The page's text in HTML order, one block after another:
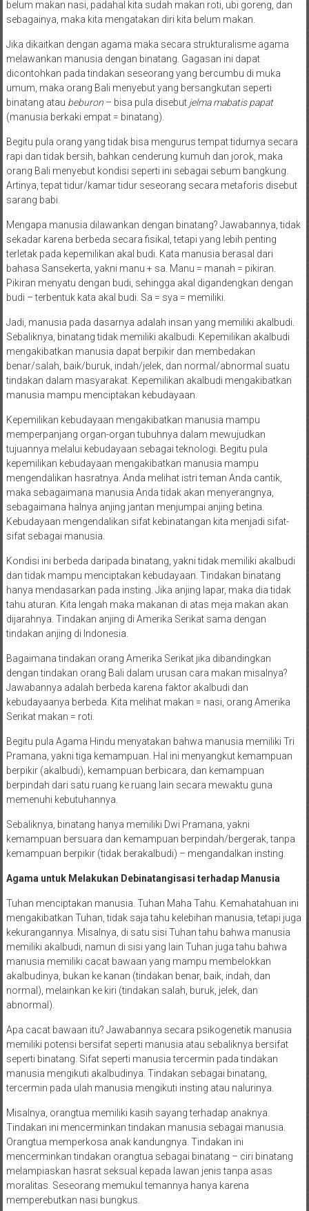
belum makan nasi, padahal kita sudah makan roti, ubi goreng, dan
sebagainya, maka kita mengatakan diri kita belum makan.
Jika dikaitkan dengan agama maka secara strukturalisme agama
melawankan manusia dengan binatang. Gagasan ini dapat
dicontohkan pada tindakan seseorang yang bercumbu di muka
umum, maka orang Bali menyebut yang bersangkutan seperti
binatang atau beburon– bisa pula disebut jelma mabatis papat
(manusia berkaki empat = binatang).
Begitu pula orang yang tidak bisa mengurus tempat tidurnya secara
rapi dan tidak bersih, bahkan cenderung kumuh dan jorok, maka
orang Bali menyebut kondisi seperti ini sebagai sebum bangkung.
Artinya, tepat tidur/kamar tidur seseorang secara metaforis disebut
sarang babi.
Mengapa manusia dilawankan dengan binatang? Jawabannya, tidak
sekadar karena berbeda secara fisikal, tetapi yang lebih penting
terletak pada kepemilikan akal budi. Kata manusia berasal dari
bahasa Sansekerta, yakni manu + sa. Manu = manah = pikiran.
Pikiran menyatu dengan budi, sehingga akal digandengkan dengan
budi – terbentuk kata akal budi. Sa = sya = memiliki.
Jadi, manusia pada dasarnya adalah insan yang memiliki akalbudi.
Sebaliknya, binatang tidak memiliki akalbudi. Kepemilikan akalbudi
mengakibatkan manusia dapat berpikir dan membedakan
benar/salah, baik/buruk, indah/jelek, dan normal/abnormal suatu
tindakan dalam masyarakat. Kepemilikan akalbudi mengakibatkan
manusia mampu menciptakan kebudayaan.
Kepemilikan kebudayaan mengakibatkan manusia mampu
memperpanjang organ-organ tubuhnya dalam mewujudkan
tujuannya melalui kebudayaan sebagai teknologi. Begitu pula
kepemilikan kebudayaan mengakibatkan manusia mampu
mengendalikan hasratnya. Anda melihat istri teman Anda cantik,
maka sebagaimana manusia Anda tidak akan menyerangnya,
sebagaimana halnya anjing jantan menjumpai anjing betina.
Kebudayaan mengendalikan sifat kebinatangan kita menjadi sifat-
sifat sebagai manusia.
Kondisi ini berbeda daripada binatang, yakni tidak memiliki akalbudi
dan tidak mampu menciptakan kebudayaan. Tindakan binatang
hanya mendasarkan pada insting. Jika anjing lapar, maka dia tidak
tahu aturan. Kita lengah maka makanan di atas meja makan akan
dijarahnya. Tindakan anjing di Amerika Serikat sama dengan
tindakan anjing di Indonesia.
Bagaimana tindakan orang Amerika Serikat jika dibandingkan
dengan tindakan orang Bali dalam urusan cara makan misalnya?
Jawabannya adalah berbeda karena faktor akalbudi dan
kebudayaanya berbeda. Kita melihat makan = nasi, orang Amerika
Serikat makan = roti.
Begitu pula Agama Hindu menyatakan bahwa manusia memiliki Tri
Pramana, yakni tiga kemampuan. Hal ini menyangkut kemampuan
berpikir (akalbudi), kemampuan berbicara, dan kemampuan
berpindah dari satu ruang ke ruang lain secara mewaktu guna
memenuhi kebutuhannya.
Sebaliknya, binatang hanya memiliki Dwi Pramana, yakni
kemampuan bersuara dan kemampuan berpindah/bergerak, tanpa
kemampuan berpikir (tidak berakalbudi) – mengandalkan insting.
Agama untuk Melakukan Debinatangisasi terhadap Manusia
Tuhan menciptakan manusia. Tuhan Maha Tahu. Kemahatahuan ini
mengakibatkan Tuhan, tidak saja tahu kelebihan manusia, tetapi juga
kekurangannya. Misalnya, di satu sisi Tuhan tahu bahwa manusia
memiliki akalbudi, namun di sisi yang lain Tuhan juga tahu bahwa
manusia memiliki cacat bawaan yang mampu membelokkan
akalbudinya, bukan ke kanan (tindakan benar, baik, indah, dan
normal), melainkan ke kiri (tindakan salah, buruk, jelek, dan
abnormal).
Apa cacat bawaan itu? Jawabannya secara psikogenetik manusia
memiliki potensi bersifat seperti manusia atau sebaliknya bersifat
seperti binatang. Sifat seperti manusia tercermin pada tindakan
manusia mengikuti akalbudinya. Tindakan sebagai binatang,
tercermin pada ulah manusia mengikuti insting atau nalurinya.
Misalnya, orangtua memiliki kasih sayang terhadap anaknya.
Tindakan ini mencerminkan tindakan manusia sebagai manusia.
Orangtua memperkosa anak kandungnya. Tindakan ini
mencerminkan tindakan orangtua sebagai binatang – ciri binatang
melampiaskan hasrat seksual kepada lawan jenis tanpa asas
moralitas. Seseorang memukul temannya hanya karena
memperebutkan nasi bungkus.